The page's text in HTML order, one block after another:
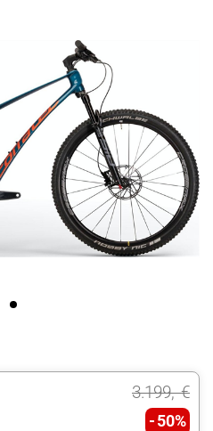
3.199,- €
50%